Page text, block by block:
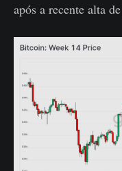
após a recente alta